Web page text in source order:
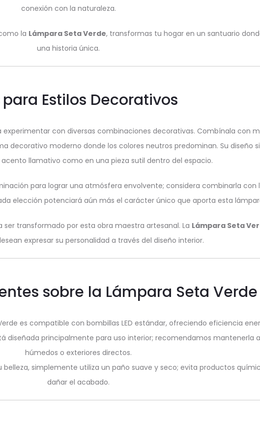
conexión con la naturaleza.
la Lámpara Seta Verde, transformas tu hogar en un santuario
una historia única.
Estilos Decorativos
experimentar con diversas combinaciones decorativas. Combínala con
decorativo moderno donde los colores neutros predominan. Su diseño
llamativo como en una pieza sutil dentro del espacio.
para lograr una atmósfera envolvente; considera combinarla con
elección potenciará aún más el carácter único que aporta esta
transformado por esta obra maestra artesanal. La Lámpara Seta
expresar su personalidad a través del diseño interior.
sobre la Lámpara Seta Verde
es compatible con bombillas LED estándar, ofreciendo eficiencia
diseñada principalmente para uso interior; recomendamos mantenerla
húmedos o exteriores directos.
belleza, simplemente utiliza un paño suave y seco; evita productos
dañar el acabado.